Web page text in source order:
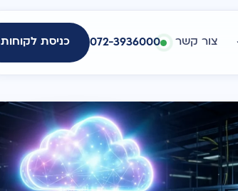
צור קשר 072-3936000 כניסת לקוחות